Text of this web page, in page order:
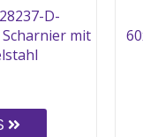
D-
Scharnier mit